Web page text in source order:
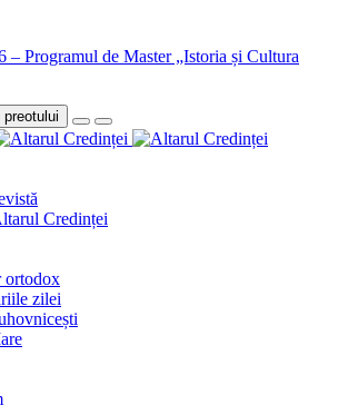
– Programul de Master „Istoria și Cultura
Credinței
ortodox
zilei